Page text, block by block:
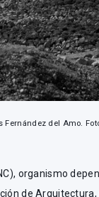
del Amo.
organismo
de Arquitectura,